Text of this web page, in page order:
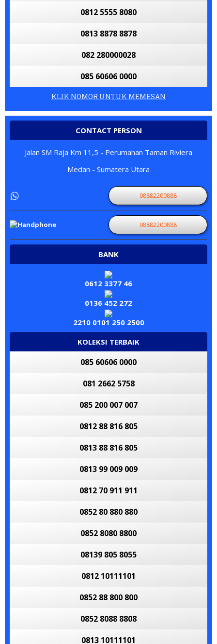
0812 5555 8080
0813 8878 8878
082 280000028
085 60606 0000
KLIK NOMOR UNTUK MEMESAN
CONTACT PERSON
Jalan SM Raja Km 11,5 - Perumahan Taman Riviera
Medan - Sumatera Utara
08882200888
08882200888
BANK
0612 3377 46
0136 452 272
2210 0101 250 2500
KOLEKSI TERBAIK
085 60606 0000
081 2662 5758
085 200 007 007
0812 88 816 805
0813 88 816 805
0813 99 009 009
0812 70 911 911
0852 80 880 880
0852 8080 8800
08139 805 8055
0812 10111101
0852 88 800 800
0852 8088 8808
0813 10111101